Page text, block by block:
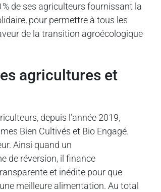
de ses agriculteurs fournissant la
pour permettre à tous les
de la transition agroécologique
depuis l’année 2019,
Bien Cultivés et Bio Engagé.
Ainsi quand un
de réversion, il finance
et inédite pour que
meilleure alimentation. Au total